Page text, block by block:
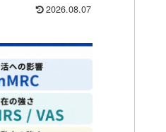
2026.08.07